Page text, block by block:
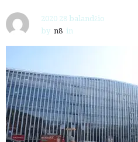
2020 28 balandžio
by n8 in